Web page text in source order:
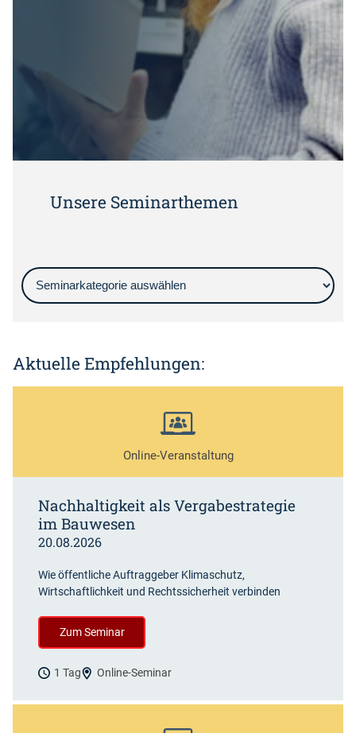
Unsere Seminarthemen
Aktuelle Empfehlungen:
Online-Veranstaltung
Nachhaltigkeit als Vergabestrategie
im Bauwesen
20.08.2026
Wie öffentliche Auftraggeber Klimaschutz,
Wirtschaftlichkeit und Rechtssicherheit verbinden
Zum Seminar
1 Tag Online-Seminar